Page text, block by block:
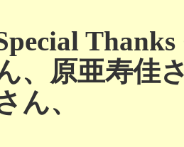
、原亜寿佳
ん、